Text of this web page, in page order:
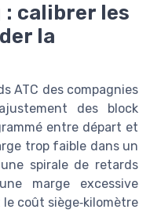
: calibrer les
la
ATC des compagnies
des block
entre départ et
trop faible dans un
spirale de retards
marge excessive
coût siège‑kilomètre